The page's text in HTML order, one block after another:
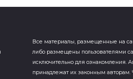
Все материалы, размещенные на
либо размещены пользователями
исключительно для ознакомления.
принадлежат их законным авторам.